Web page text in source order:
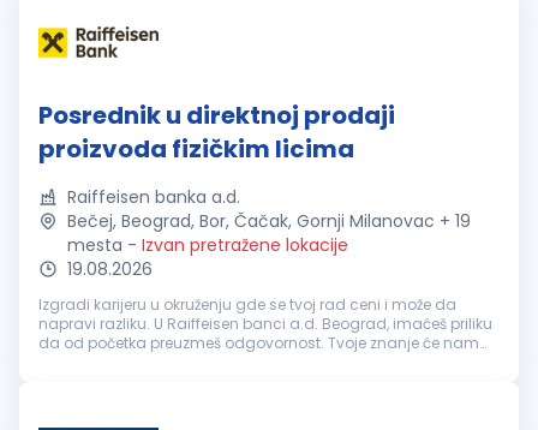
Posrednik u direktnoj prodaji
proizvoda fizičkim licima
Raiffeisen banka a.d.
Bečej, Beograd, Bor, Čačak, Gornji Milanovac + 19
mesta - Izvan pretražene lokacije
19.08.2026
Izgradi karijeru u okruženju gde se tvoj rad ceni i može da
napravi razliku. U Raiffeisen banci a.d. Beograd, imaćeš priliku
da od početka preuzmeš odgovornost. Tvoje znanje će nam